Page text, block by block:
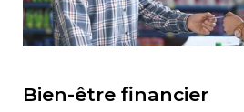
Bien-être financier